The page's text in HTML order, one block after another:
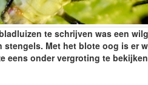
te schrijven was een
Met het blote oog is er
eens onder vergroting te